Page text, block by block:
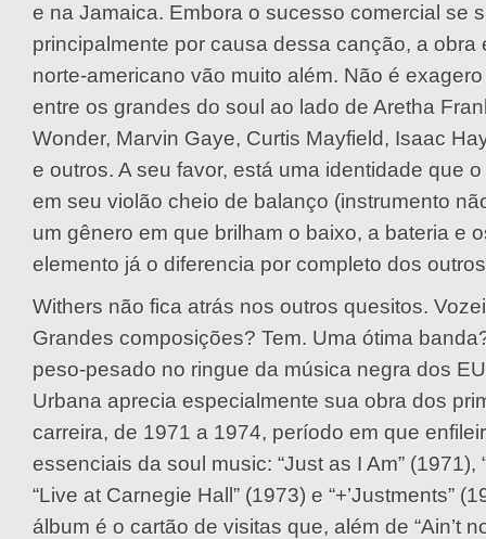
e na Jamaica. Embora o sucesso comercial se
principalmente por causa dessa canção, a obra
norte-americano vão muito além. Não é
entre os grandes do soul ao lado de Aretha
Wonder, Marvin Gaye, Curtis Mayfield, Isaac
e outros. A seu favor, está uma identidade que
em seu violão cheio de balanço (instrumento
um gênero em que brilham o baixo, a bateria e
elemento já o diferencia por completo dos
Withers não fica atrás nos outros quesitos.
Grandes composições? Tem. Uma ótima
peso-pesado no ringue da música negra dos
Urbana aprecia especialmente sua obra dos
carreira, de 1971 a 1974, período em que
essenciais da soul music: “Just as I Am” (1971),
“Live at Carnegie Hall” (1973) e “+’Justments”
álbum é o cartão de visitas que, além de “Ain’t